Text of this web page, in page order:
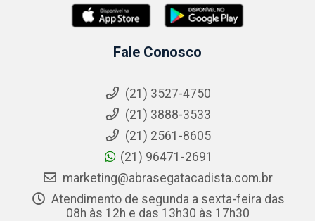
Fale Conosco
(21) 3527-4750
(21) 3888-3533
(21) 2561-8605
(21) 96471-2691
marketing@abrasegatacadista.com.br
Atendimento de segunda a sexta-feira das
08h às 12h e das 13h30 às 17h30